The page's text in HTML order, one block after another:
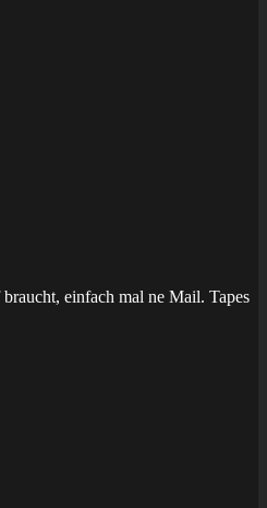
einfach mal ne Mail. Tapes